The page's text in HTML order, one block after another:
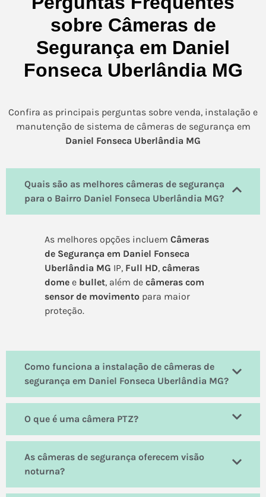
sobre Câmeras de
Segurança em Daniel
Fonseca Uberlândia MG
Confira as principais perguntas sobre venda, instalação e
manutenção de sistema de câmeras de segurança em
Daniel Fonseca Uberlândia MG
Quais são as melhores câmeras de segurança
para o Bairro Daniel Fonseca Uberlândia MG?
As melhores opções incluem Câmeras
de Segurança em Daniel Fonseca
Uberlândia MG IP, Full HD, câmeras
dome e bullet, além de câmeras com
sensor de movimento para maior
proteção.
Como funciona a instalação de câmeras de
segurança em Daniel Fonseca Uberlândia MG?
O que é uma câmera PTZ?
As câmeras de segurança oferecem visão
noturna?